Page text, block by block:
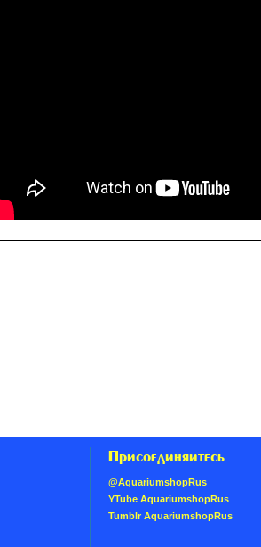
Присоединяйтесь
@AquariumshopRus
YTube AquariumshopRus
Tumblr AquariumshopRus